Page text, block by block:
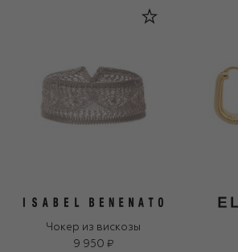
Чокер из вискозы
9 950 ₽